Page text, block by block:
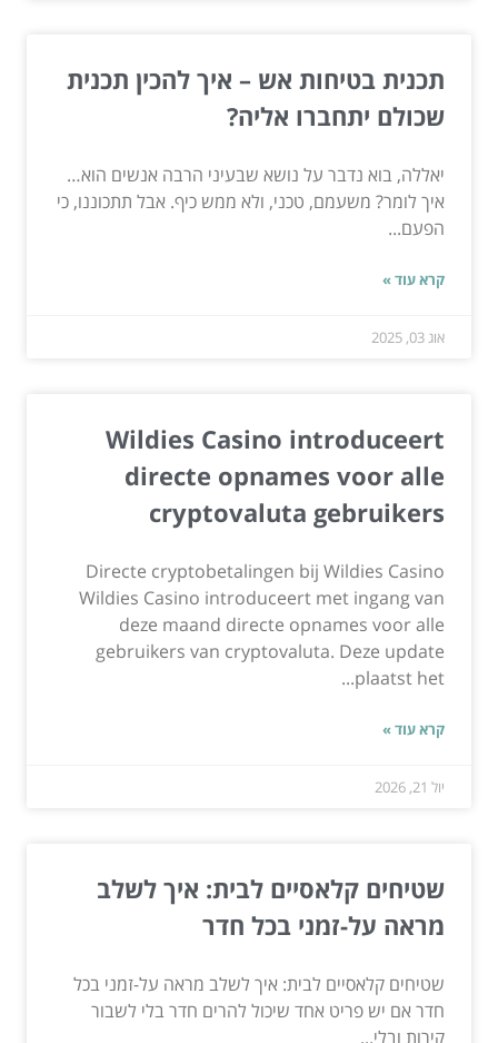
תכנית בטיחות אש – איך להכין תכנית
שכולם יתחברו אליה?
יאללה, בוא נדבר על נושא שבעיני הרבה אנשים הוא…
איך לומר? משעמם, טכני, ולא ממש כיף. אבל תתכוננו, כי
הפעם...
קרא עוד »
אוג 03, 2025
Wildies Casino introduceert
directe opnames voor alle
cryptovaluta gebruikers
Directe cryptobetalingen bij Wildies Casino
Wildies Casino introduceert met ingang van
deze maand directe opnames voor alle
gebruikers van cryptovaluta. Deze update
plaatst het...
קרא עוד »
יול 21, 2026
שטיחים קלאסיים לבית: איך לשלב
מראה על-זמני בכל חדר
שטיחים קלאסיים לבית: איך לשלב מראה על-זמני בכל
חדר אם יש פריט אחד שיכול להרים חדר בלי לשבור
קירות ובלי...